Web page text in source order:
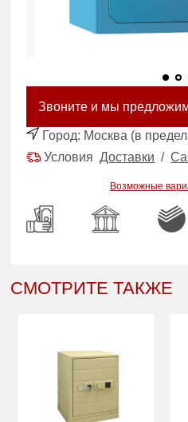
Звоните и мы
Город: Москва (в
УсловияДоставки /
Возможные
СМОТРИТЕ ТАКЖЕ